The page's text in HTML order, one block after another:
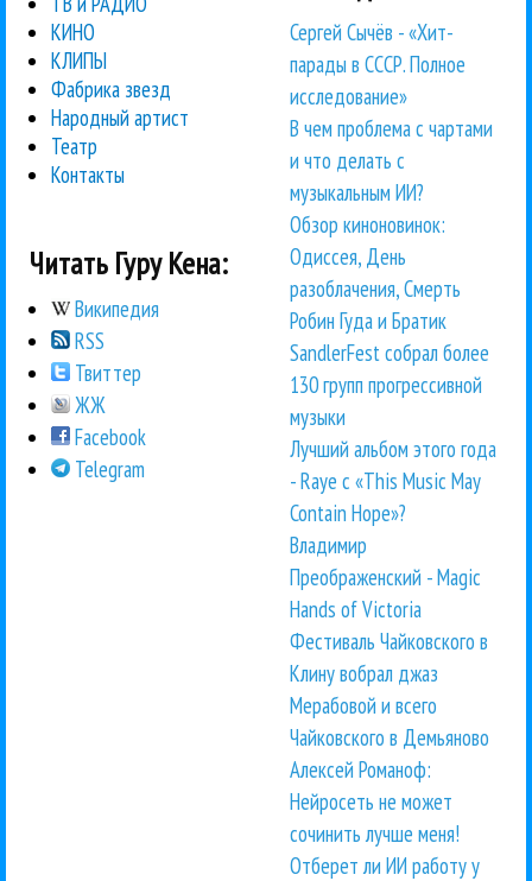
КИНО
КЛИПЫ
Фабрика звезд
Народный артист
Театр
Контакты
Читать Гуру Кена:
Википедия
RSS
Твиттер
ЖЖ
Facebook
Telegram
Сергей Сычёв - «Хит-
парады в СССР. Полное
исследование»
В чем проблема с чартами
и что делать с
музыкальным ИИ?
Обзор киноновинок:
Одиссея, День
разоблачения, Смерть
Робин Гуда и Братик
SandlerFest собрал более
130 групп прогрессивной
музыки
Лучший альбом этого года
- Raye с «This Music May
Contain Hope»?
Владимир
Преображенский - Magic
Hands of Victoria
Фестиваль Чайковского в
Клину вобрал джаз
Мерабовой и всего
Чайковского в Демьяново
Алексей Романоф:
Нейросеть не может
сочинить лучше меня!
Отберет ли ИИ работу у